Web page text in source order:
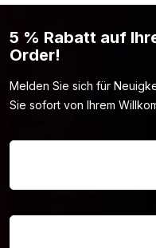
diese LED Lampe nicht
Du kannst diese BA15S
eigenen Gelände oder zum
So holst du das Maximum
rechtliche Probleme gibt.
5 % Rabatt auf
Order!
Melden Sie sich für
Sie sofort von Ihrem